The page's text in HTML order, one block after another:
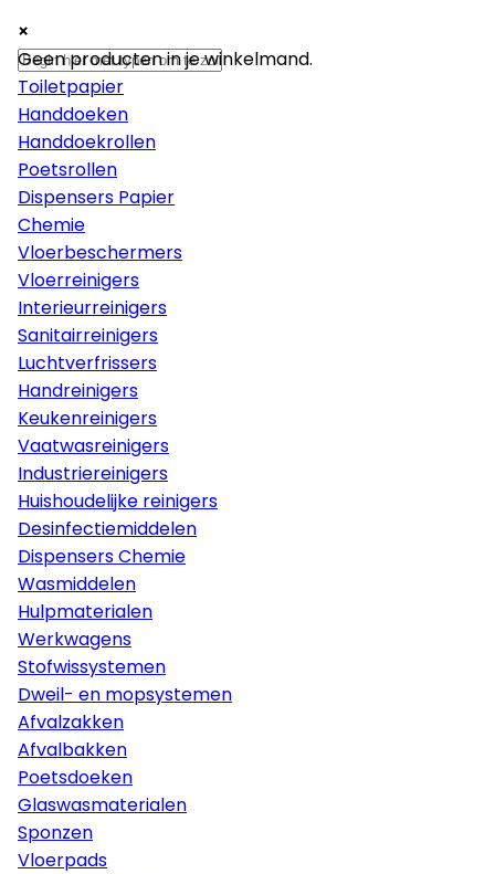
×
Papier
Toiletpapier
Handdoeken
Handdoekrollen
Poetsrollen
Dispensers Papier
Chemie
Vloerbeschermers
Vloerreinigers
Interieurreinigers
Sanitairreinigers
Luchtverfrissers
Handreinigers
Keukenreinigers
Vaatwasreinigers
Industriereinigers
Huishoudelijke reinigers
Desinfectiemiddelen
Dispensers Chemie
Wasmiddelen
Hulpmaterialen
Werkwagens
Stofwissystemen
Dweil- en mopsystemen
Afvalzakken
Afvalbakken
Poetsdoeken
Glaswasmaterialen
Sponzen
Vloerpads
×
×
Geen producten in je winkelmand.